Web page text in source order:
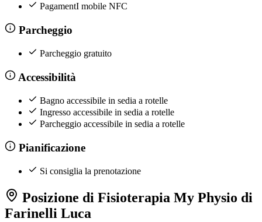
PagamentI mobile NFC
Parcheggio
Parcheggio gratuito
Accessibilità
Bagno accessibile in sedia a rotelle
Ingresso accessibile in sedia a rotelle
Parcheggio accessibile in sedia a rotelle
Pianificazione
Si consiglia la prenotazione
Posizione di Fisioterapia My Physio di
Farinelli Luca